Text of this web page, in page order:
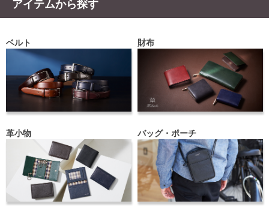
アイテムから探す
ベルト 財布
革小物 バッグ・ポーチ